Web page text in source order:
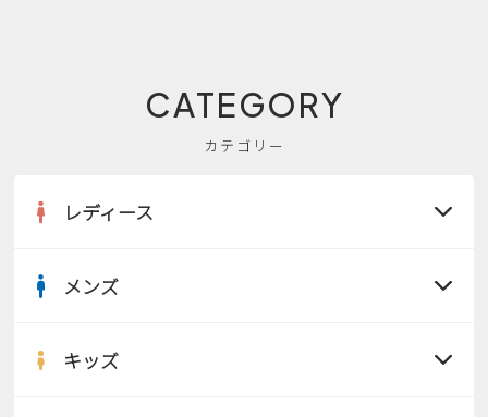
CATEGORY
カテゴリー
レディース
サンダル
メンズ
キッズ